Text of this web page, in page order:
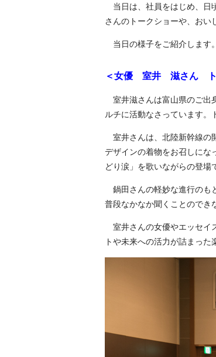
当日は、社員をはじめ、日
さんのトークショーや、おい
当日の様子をご紹介します。
＜女優 室井 滋さん ト
室井滋さんは富山県のご出
ルチに活動なさっています。
室井さんは、北陸新幹線の
デザインの着物をお召しにな
どり涙」を歌いながらの登場
鍋田さんの軽妙な進行のも
普段なかなか聞くことのでき
室井さんの女優やエッセイ
トや未来への活力が詰まった